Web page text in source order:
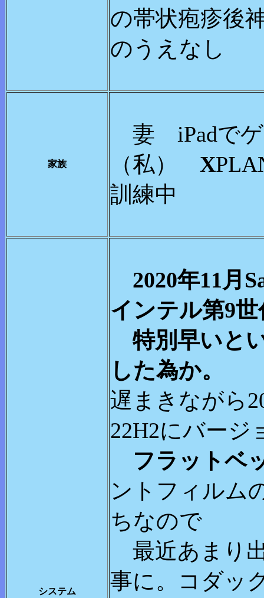
の帯状疱疹後
のうえなし
家族
妻 iPad
（私） X
訓練中
システム
2020年11月
インテル第9
特別早いと
した為か。
遅まきながら
22H2にバージ
フラットベ
ントフィルム
ちなので
最近あまり
事に。コダッ